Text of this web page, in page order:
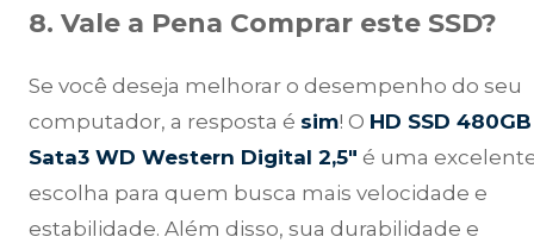
8. Vale a Pena Comprar este SSD?
Se você deseja melhorar o desempenho do seu
computador, a resposta é sim! O HD SSD 480GB
Sata3 WD Western Digital 2,5″ é uma
escolha para quem busca mais velocidade e
estabilidade. Além disso, sua durabilidade e